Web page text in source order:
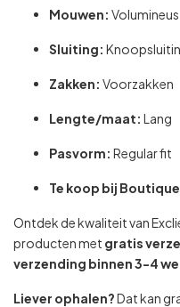
Mouwen: Volumineus
Sluiting:
Zakken: Voorzakken
Lengte/maat: Lang
Pasvorm: Regular fit
Te koop bij
Ontdek de kwaliteit van
producten met gratis
verzending binnen 3-4
Liever ophalen?Dat kan